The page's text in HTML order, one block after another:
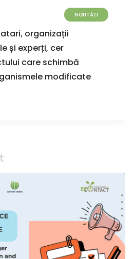
NOUTĂȚI
organizații
și experți, cer
care schimbă
modificate